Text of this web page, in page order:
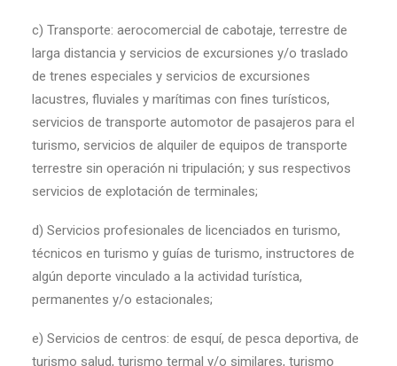
c) Transporte: aerocomercial de cabotaje, terrestre de
larga distancia y servicios de excursiones y/o traslado
de trenes especiales y servicios de excursiones
lacustres, fluviales y marítimas con fines turísticos,
servicios de transporte automotor de pasajeros para el
turismo, servicios de alquiler de equipos de transporte
terrestre sin operación ni tripulación; y sus respectivos
servicios de explotación de terminales;
d) Servicios profesionales de licenciados en turismo,
técnicos en turismo y guías de turismo, instructores de
algún deporte vinculado a la actividad turística,
permanentes y/o estacionales;
e) Servicios de centros: de esquí, de pesca deportiva, de
turismo salud, turismo termal y/o similares, turismo